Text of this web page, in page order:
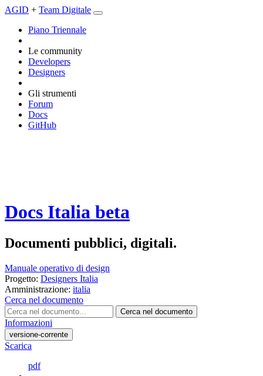
AGID + Team Digitale
Piano Triennale
Le community
Developers
Designers
Gli strumenti
Forum
Docs
GitHub
Docs Italia beta
Documenti pubblici, digitali.
Manuale operativo di design
Progetto: Designers Italia
Amministrazione: italia
Cerca nel documento
Cerca nel documento
Informazioni
versione-corrente
Scarica
pdf